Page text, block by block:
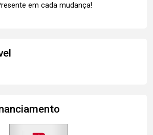
em cada mudança!